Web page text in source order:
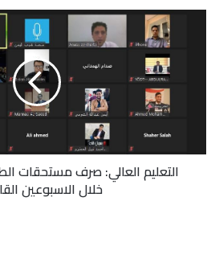
مستحقات
الاسبوعين
القادمينالتعليم العالي: صرف مستحقات
خلال الاسبوعين